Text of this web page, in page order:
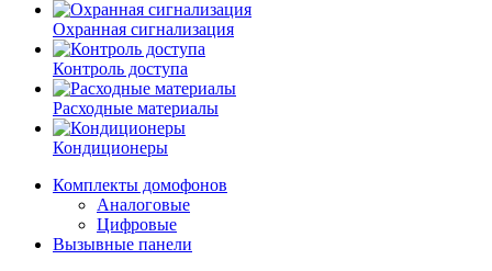
Охранная сигнализация
Контроль доступа
Расходные материалы
Кондиционеры
Комплекты домофонов
Аналоговые
Цифровые
Вызывные панели